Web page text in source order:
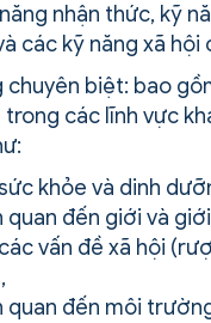
nhận thức, kỹ
các kỹ năng xã hội
chuyên biệt: bao
các lĩnh vực
khỏe và dinh
quan đến giới và
vấn đề xã hội
quan đến môi